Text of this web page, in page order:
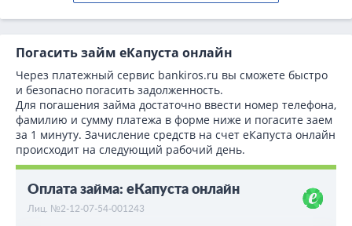
Погасить займ еКапуста онлайн
Через платежный сервис bаnkiros.ru вы сможете быстро
и безопасно погасить задолженность.
Для погашения займа достаточно ввести номер телефона,
фамилию и сумму платежа в форме ниже и погасите заем
за 1 минуту. Зачисление средств на счет еКапуста онлайн
происходит на следующий рабочий день.